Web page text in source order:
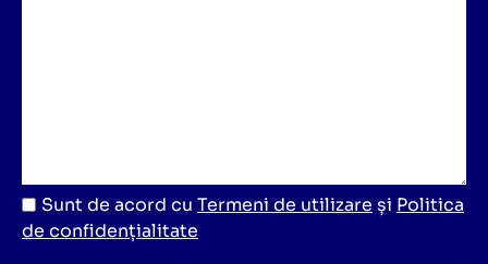
Sunt de acord cu Termeni de utilizare și Politica
de confidențialitate